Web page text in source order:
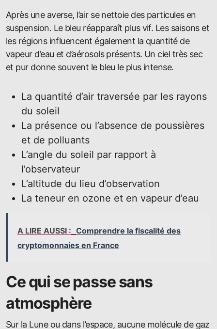
Après une averse, l’air se nettoie des particules en
suspension. Le bleu réapparaît plus vif. Les saisons et
les régions influencent également la quantité de
vapeur d’eau et d’aérosols présents. Un ciel très sec
et pur donne souvent le bleu le plus intense.
La quantité d’air traversée par les rayons
du soleil
La présence ou l’absence de poussières
et de polluants
L’angle du soleil par rapport à
l’observateur
L’altitude du lieu d’observation
La teneur en ozone et en vapeur d’eau
A LIRE AUSSI : Comprendre la fiscalité des
cryptomonnaies en France
Ce qui se passe sans
atmosphère
Sur la Lune ou dans l’espace, aucune molécule de gaz